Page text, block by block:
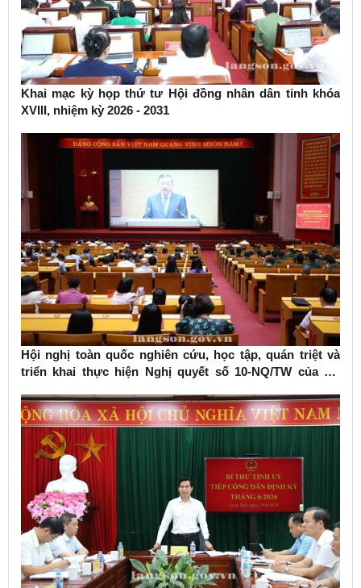
Khai mạc kỳ họp thứ tư Hội đồng nhân dân tỉnh khóa
XVIII, nhiệm kỳ 2026 - 2031
Hội nghị toàn quốc nghiên cứu, học tập, quán triệt và
triển khai thực hiện Nghị quyết số 10-NQ/TW của Bộ